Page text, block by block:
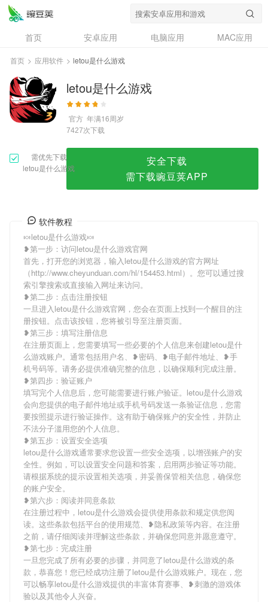
首页 安卓应用 电脑应用
MAC应用
资讯
专题
问答
首页 > 应用软件 > letou是什么游戏
letou是什么游戏
官方 年满16周岁
7427次下载
需优先下载
letou是什么游戏
安全下载
需下载豌豆荚APP
软件教程
🍬letou是什么游戏🍬
❥第一步：访问letou是什么游戏官网
首先，打开您的浏览器，输入letou是什么游戏的官方网址
（http://www.cheyunduan.com/hl/154453.html）。您可以通过搜
索引擎搜索或直接输入网址来访问。
❥第二步：点击注册按钮
一旦进入letou是什么游戏官网，您会在页面上找到一个醒目的注
册按钮。点击该按钮，您将被引导至注册页面。
❥第三步：填写注册信息
在注册页面上，您需要填写一些必要的个人信息来创建letou是什
么游戏账户。通常包括用户名、❥密码、❥电子邮件地址、❥手
机号码等。请务必提供准确完整的信息，以确保顺利完成注册。
❥第四步：验证账户
填写完个人信息后，您可能需要进行账户验证。letou是什么游戏
会向您提供的电子邮件地址或手机号码发送一条验证信息，您需
要按照提示进行验证操作。这有助于确保账户的安全性，并防止
不法分子滥用您的个人信息。
❥第五步：设置安全选项
letou是什么游戏通常要求您设置一些安全选项，以增强账户的安
全性。例如，可以设置安全问题和答案，启用两步验证等功能。
请根据系统的提示设置相关选项，并妥善保管相关信息，确保您
的账户安全。
❥第六步：阅读并同意条款
在注册过程中，letou是什么游戏会提供使用条款和规定供您阅
读。这些条款包括平台的使用规范、❥隐私政策等内容。在注册
之前，请仔细阅读并理解这些条款，并确保您同意并愿意遵守。
❥第七步：完成注册
一旦您完成了所有必要的步骤，并同意了letou是什么游戏的条
款，恭喜您！您已经成功注册了letou是什么游戏账户。现在，您
可以畅享letou是什么游戏提供的丰富体育赛事、❥刺激的游戏体
验以及其他令人兴奋。